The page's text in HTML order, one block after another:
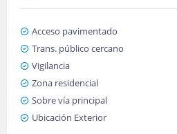
Acceso pavimentado
Trans. público cercano
Vigilancia
Zona residencial
Sobre vía principal
Ubicación Exterior